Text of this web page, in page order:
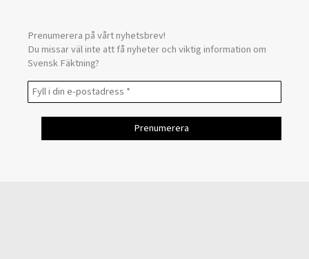
Prenumerera på vårt nyhetsbrev!
Du missar väl inte att få nyheter och viktig information om
Svensk Fäktning?